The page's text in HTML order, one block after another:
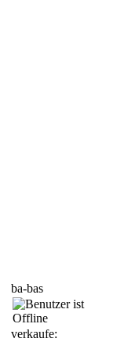
ba-bas
verkaufe: